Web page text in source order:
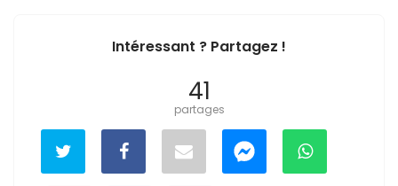
Intéressant ? Partagez !
41
partages